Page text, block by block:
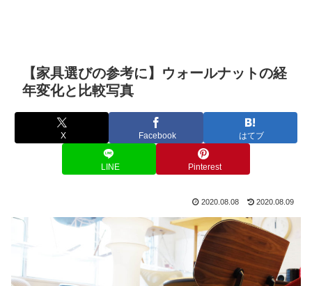
【家具選びの参考に】ウォールナットの経
年変化と比較写真
X Facebook はてブ
LINE Pinterest
2020.08.08 2020.08.09